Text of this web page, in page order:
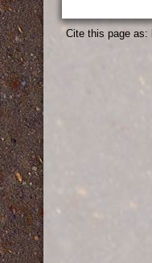
Cite this page as: